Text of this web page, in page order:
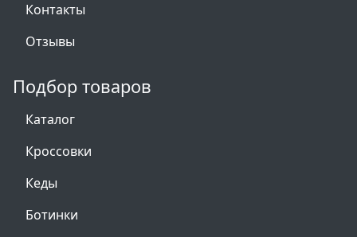
Контакты
Отзывы
Подбор товаров
Каталог
Кроссовки
Кеды
Ботинки